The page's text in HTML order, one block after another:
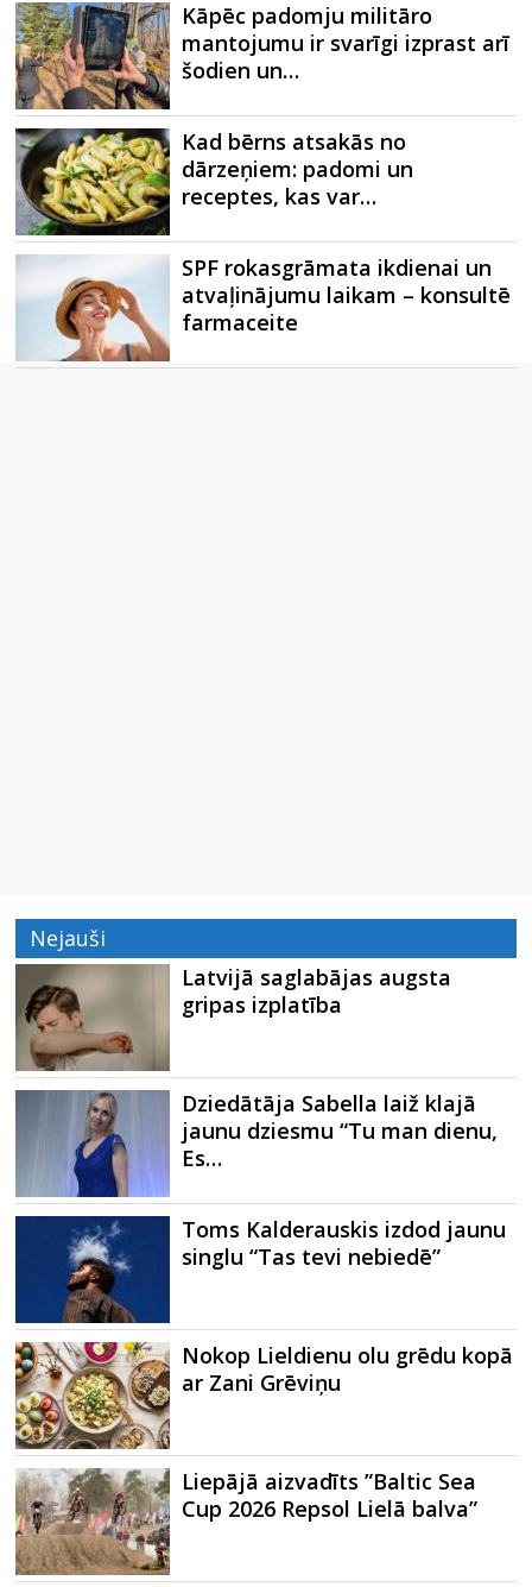
Kāpēc padomju militāro
mantojumu ir svarīgi izprast arī
šodien un…
Kad bērns atsakās no
dārzeņiem: padomi un
receptes, kas var…
SPF rokasgrāmata ikdienai un
atvaļinājumu laikam – konsultē
farmaceite
Nejauši
Latvijā saglabājas augsta
gripas izplatība
Dziedātāja Sabella laiž klajā
jaunu dziesmu “Tu man dienu,
Es…
Toms Kalderauskis izdod jaunu
singlu “Tas tevi nebiedē”
Nokop Lieldienu olu grēdu kopā
ar Zani Grēviņu
Liepājā aizvadīts ”Baltic Sea
Cup 2026 Repsol Lielā balva”